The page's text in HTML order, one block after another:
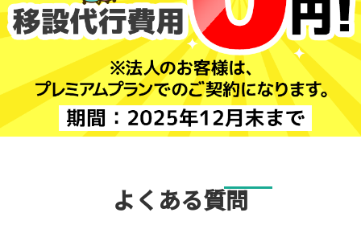
よくある質問